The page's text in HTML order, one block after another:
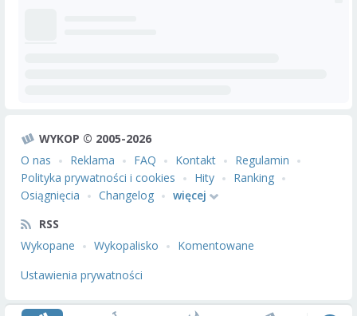
WYKOP © 2005-2026
O nas
Reklama FAQ Kontakt
Regulamin
Polityka prywatności i cookies
Hity
Ranking
Osiągnięcia
Changelog
więcej
RSS
Wykopane
Wykopalisko
Komentowane
Ustawienia prywatności